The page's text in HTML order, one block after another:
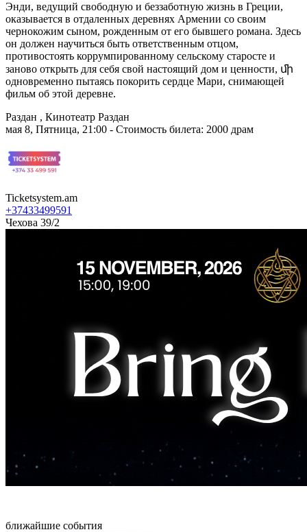
Энди, ведущий свободную и беззаботную жизнь в Греции,
оказывается в отдаленных деревнях Армении со своим
чернокожим сыном, рожденным от его бывшего романа. Здесь
он должен научиться быть ответственным отцом,
противостоять коррумпированному сельскому старосте и
заново открыть для себя свой настоящий дом и ценности, ﬕ
одновременно пытаясь покорить сердце Мари, снимающей
фильм об этой деревне.
Раздан , Кинотеатр Раздан
мая 8, Пятница, 21:00 - Стоимость билета: 2000 драм
Ticketsystem.am
+37433499591
Чехова 39/2
ближайшие события